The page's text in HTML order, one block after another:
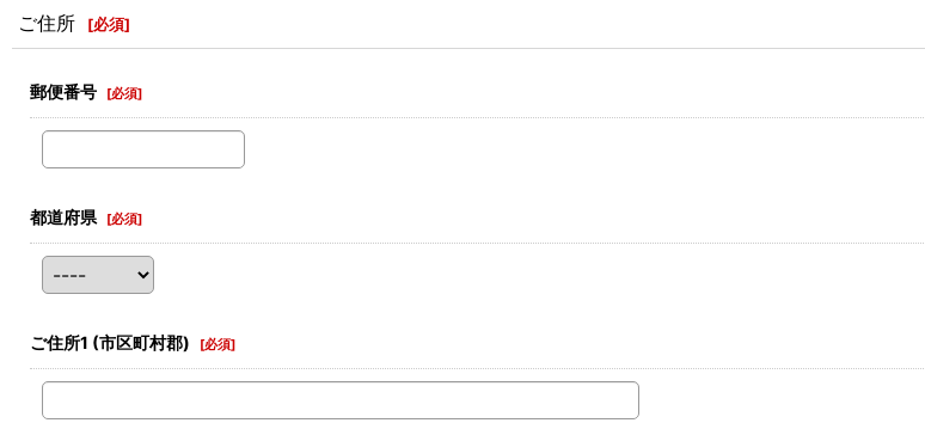
ご住所 [必須]
郵便番号 [必須]
都道府県 [必須]
ご住所1 (市区町村郡) [必須]